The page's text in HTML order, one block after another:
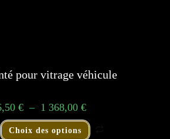
pour vitrage véhicule
€ – 1 368,00 €
Choix des options